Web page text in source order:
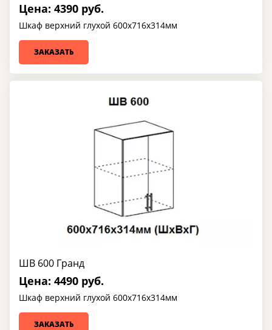
Цена: 4390 руб.
Шкаф верхний глухой 600х716х314мм
ЗАКАЗАТЬ
ШВ 600 Гранд
Цена: 4490 руб.
Шкаф верхний глухой 600х716х314мм
ЗАКАЗАТЬ